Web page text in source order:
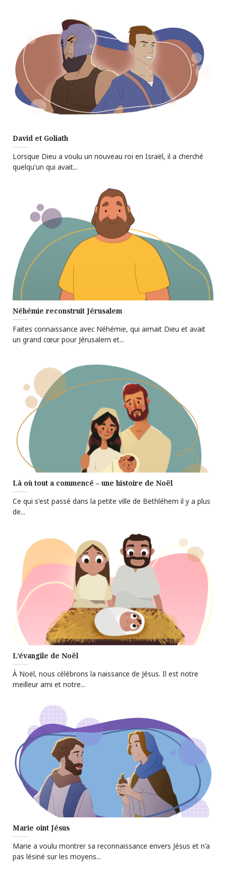
David et Goliath
Lorsque Dieu a voulu un nouveau roi en Israël, il a cherché
quelqu'un qui avait...
Néhémie reconstruit Jérusalem
Faites connaissance avec Néhémie, qui aimait Dieu et avait
un grand cœur pour Jérusalem et...
Là où tout a commencé – une histoire de Noël
Ce qui s'est passé dans la petite ville de Bethléhem il y a plus
de...
L’évangile de Noël
À Noël, nous célébrons la naissance de Jésus. Il est notre
meilleur ami et notre...
Marie oint Jésus
Marie a voulu montrer sa reconnaissance envers Jésus et n'a
pas lésiné sur les moyens...